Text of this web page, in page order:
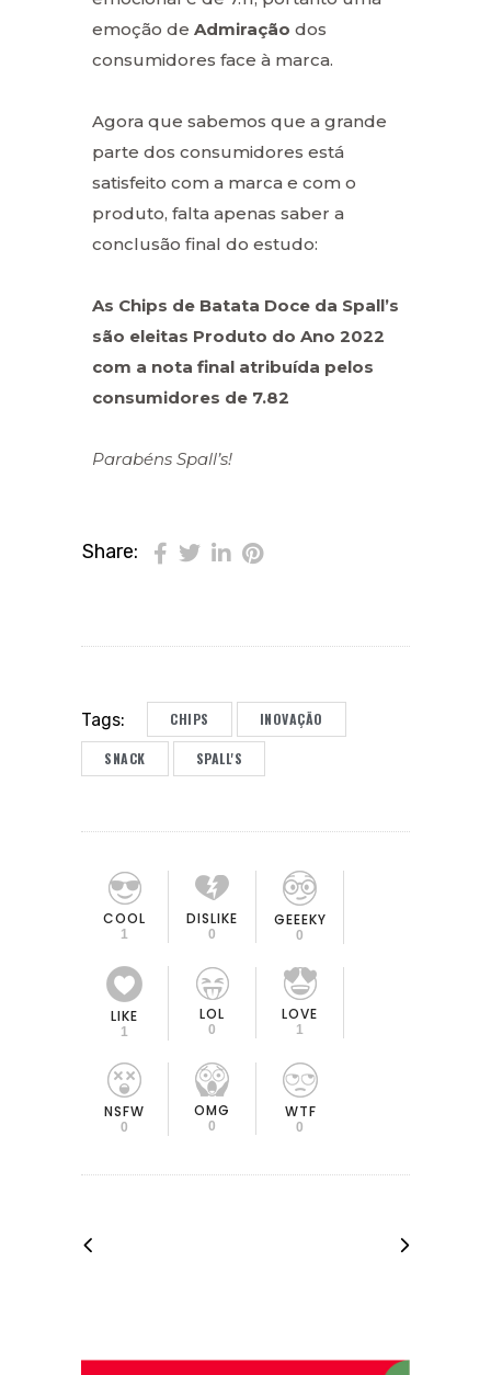
emoção de Admiração dos
consumidores face à marca.
Agora que sabemos que a grande
parte dos consumidores está
satisfeito com a marca e com o
produto, falta apenas saber a
conclusão final do estudo:
As Chips de Batata Doce da Spall’s
são eleitas Produto do Ano 2022
com a nota final atribuída pelos
consumidores de 7.82
Parabéns Spall’s!
Share:
Tags: CHIPS INOVAÇÃO
SNACK SPALL'S
COOL
1
DISLIKE
0
GEEEKY
0
LIKE
1
LOL
0
LOVE
1
NSFW
0
OMG
0
WTF
0